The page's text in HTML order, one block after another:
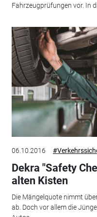
Fahrzeugprüfungen vor. In
06.10.2016
Dekra "Safety
alten Kisten
Die Mängelquote nimmt
ab. Doch vor allem die